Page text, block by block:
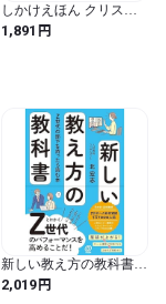
しかけえほん クリスマ
スって なあに (講談社の
翻訳絵本 しかけえほん)
1,891 円
新しい教え方の教科書
Z世代の部下を持ったら
読む本
2,019円